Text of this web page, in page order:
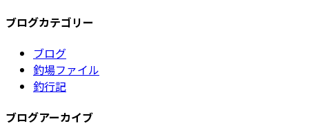
ブログカテゴリー
ブログ
釣場ファイル
釣行記
ブログアーカイブ